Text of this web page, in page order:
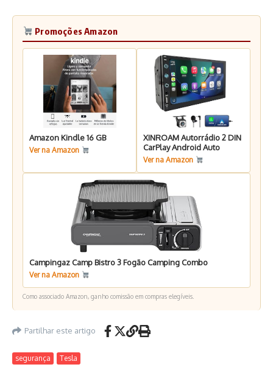
Promoções Amazon
Amazon Kindle 16 GB
Ver na Amazon
XINROAM Autorrádio 2 DIN
CarPlay Android Auto
Ver na Amazon
Campingaz Camp Bistro 3 Fogão Camping Combo
Ver na Amazon
Como associado Amazon, ganho comissão em compras elegíveis.
Partilhar este artigo
segurança Tesla